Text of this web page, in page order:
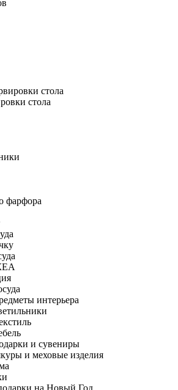
стола
стола
фарфора
интерьера
и сувениры
и меховые изделия
на Новый Год